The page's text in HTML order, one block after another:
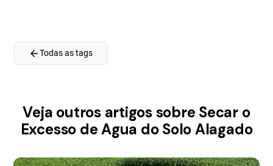
arrow_backTodas as tags
Veja outros artigos sobre Secar o
Excesso de Agua do Solo Alagado